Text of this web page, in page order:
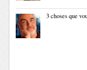
3 choses que